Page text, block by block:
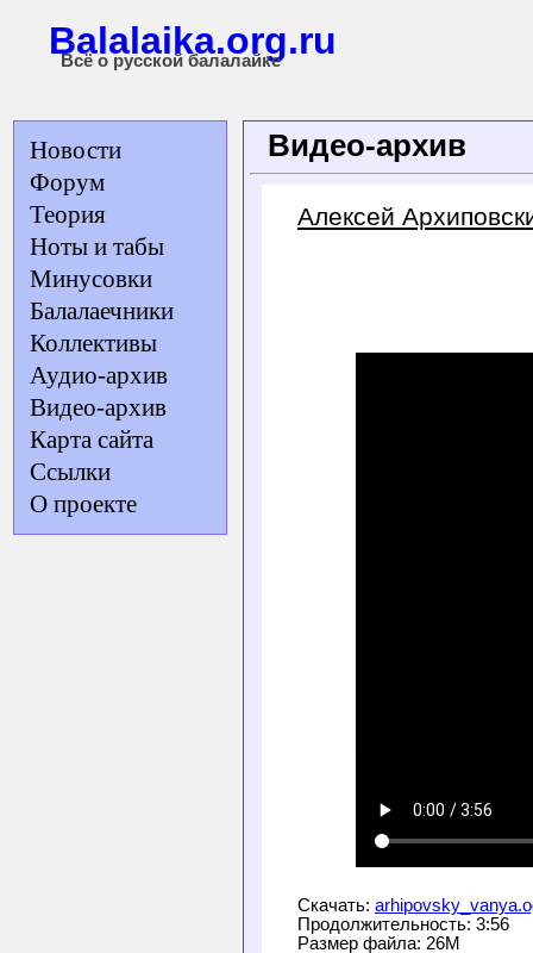
Balalaika.org.ru
Всё о русской балалайке
Новости
Форум
Теория
Ноты и табы
Минусовки
Балалаечники
Коллективы
Аудио-архив
Видео-архив
Карта сайта
Ссылки
О проекте
Видео-архив
Алексей
Скачать:
Продолжительность: 3:56